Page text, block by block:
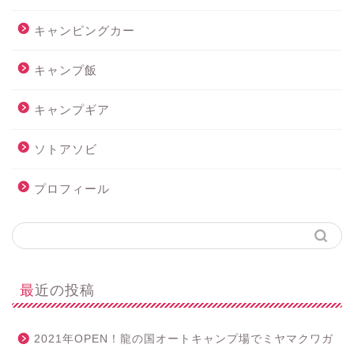
キャンピングカー
キャンプ飯
キャンプギア
ソトアソビ
プロフィール
最近の投稿
2021年OPEN！龍の国オートキャンプ場でミヤマクワガ